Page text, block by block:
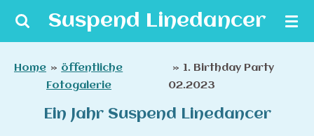
Zum
Suspend Linedancer
Home » öffentliche
Fotogalerie
» 1. Birthday Party
02.2023
Ein Jahr Suspend Linedancer